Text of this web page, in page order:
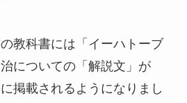
教科書には「イーハトーブ
についての「解説文」が
掲載されるようになりまし